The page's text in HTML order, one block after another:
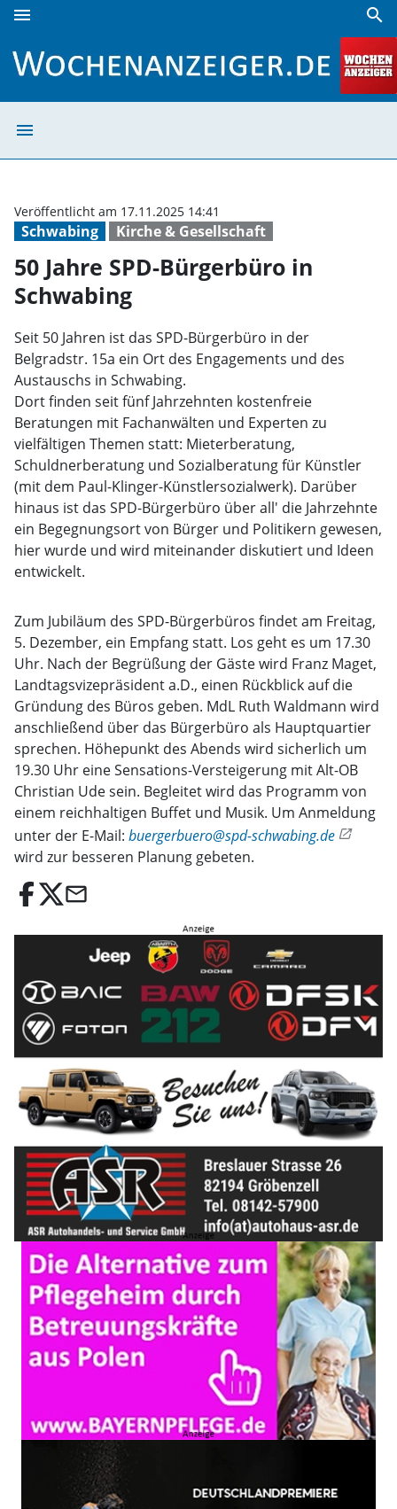
menu search
menu
Schwabing Kirche & Gesellschaft
Veröffentlicht am 17.11.2025 14:41
50 Jahre SPD-Bürgerbüro in
Schwabing
Seit 50 Jahren ist das SPD-Bürgerbüro in der
Belgradstr. 15a ein Ort des Engagements und des
Austauschs in Schwabing.
Dort finden seit fünf Jahrzehnten kostenfreie
Beratungen mit Fachanwälten und Experten zu
vielfältigen Themen statt: Mieterberatung,
Schuldnerberatung und Sozialberatung für Künstler
(mit dem Paul-Klinger-Künstlersozialwerk). Darüber
hinaus ist das SPD-Bürgerbüro über all' die Jahrzehnte
ein Begegnungsort von Bürger und Politikern gewesen,
hier wurde und wird miteinander diskutiert und Ideen
entwickelt.
Zum Jubiläum des SPD-Bürgerbüros findet am Freitag,
5. Dezember, ein Empfang statt. Los geht es um 17.30
Uhr. Nach der Begrüßung der Gäste wird Franz Maget,
Landtagsvizepräsident a.D., einen Rückblick auf die
Gründung des Büros geben. MdL Ruth Waldmann wird
anschließend über das Bürgerbüro als Hauptquartier
sprechen. Höhepunkt des Abends wird sicherlich um
19.30 Uhr eine Sensations-Versteigerung mit Alt-OB
Christian Ude sein. Begleitet wird das Programm von
einem reichhaltigen Buffet und Musik. Um Anmeldung
unter der E-Mail: buergerbuero@spd-schwabing.de
wird zur besseren Planung gebeten.
email